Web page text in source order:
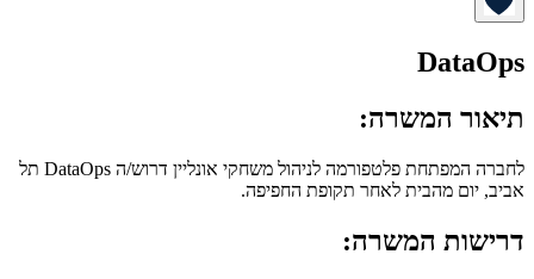
DataOps
תיאור המשרה:
לחברה המפתחת פלטפורמה לניהול משחקי אונליין דרוש/ה DataOps תל
אביב, יום מהבית לאחר תקופת החפיפה.
דרישות המשרה: